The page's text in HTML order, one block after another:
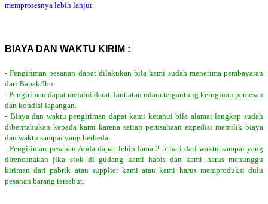
memprosesnya lebih lanjut.
BIAYA DAN WAKTU KIRIM :
- Pengiriman pesanan dapat dilakukan bila kami sudah menerima pembayaran
dari Bapak/Ibu.
- Pengiriman dapat melalui darat, laut atau udara tergantung keinginan pemesan
dan kondisi lapangan.
- Biaya dan waktu pengiriman dapat kami ketahui bila alamat lengkap sudah
diberitahukan kepada kami karena setiap perusahaan expedisi memilik biaya
dan waktu sampai yang berbeda.
- Pengiriman pesanan Anda dapat lebih lama 2-5 hari dari waktu sampai yang
direncanakan jika stok di gudang kami habis dan kami harus menunggu
kiriman dari pabrik atau supplier kami atau kami harus memproduksi dulu
pesanan barang tersebut.